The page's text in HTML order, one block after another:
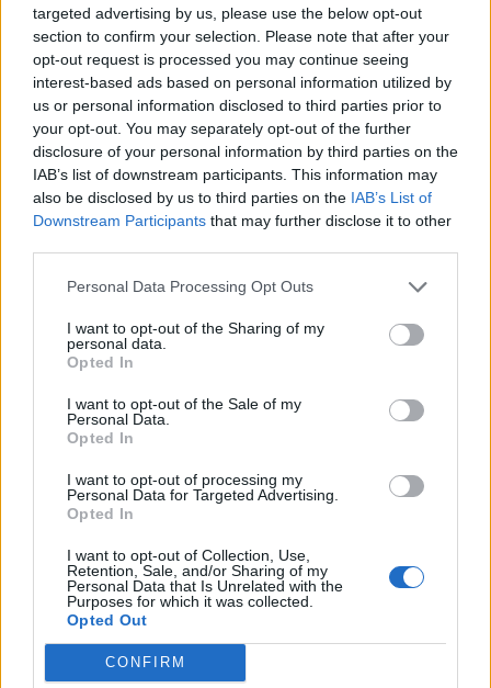
targeted advertising by us, please use the below opt-out
section to confirm your selection. Please note that after your
opt-out request is processed you may continue seeing
interest-based ads based on personal information utilized by
us or personal information disclosed to third parties prior to
your opt-out. You may separately opt-out of the further
disclosure of your personal information by third parties on the
IAB’s list of downstream participants. This information may
also be disclosed by us to third parties on the IAB’s List of
Downstream Participants that may further disclose it to other
Personal Data Processing Opt Outs
I want to opt-out of the Sharing of my
personal data.
Opted In
I want to opt-out of the Sale of my
Personal Data.
Opted In
I want to opt-out of processing my
Personal Data for Targeted Advertising.
Opted In
I want to opt-out of Collection, Use,
Retention, Sale, and/or Sharing of my
Personal Data that Is Unrelated with the
Purposes for which it was collected.
Opted Out
CONFIRM
2404 SHARES
Jovem de Tábua está no top 40 de tiktokers
portuguesas mais famosas
1614 SHARES
Em destaque
Incêndio em garagem destrói quatro
viaturas em Póvoa de Midões
AGOSTO 5, 2026
Arganil e Tábua voltam a celebrar o Dia
do rio Alva
AGOSTO 5, 2026
Concerto de homenagem aos Queen
encerra XI Estágio de Verão da Academia
Artística do Município
AGOSTO 3, 2026
Duarte Marques brilha nos Nacionais de
Ciclismo e confirma evolução entre a elite
júnior
AGOSTO 3, 2026